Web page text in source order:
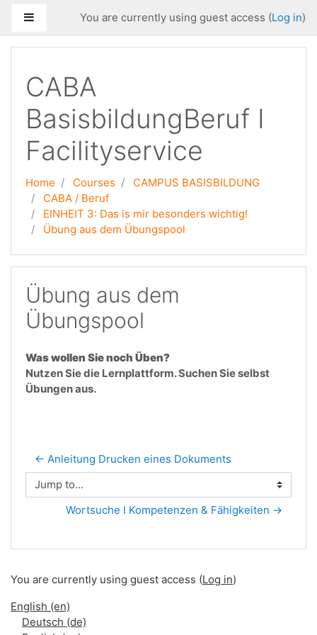
Side panelYou are currently using guest access (Log in)
CABA
BasisbildungBeruf I
Facilityservice
Home Courses
CAMPUS BASISBILDUNG
CABA / Beruf
EINHEIT 3: Das is mir besonders wichtig!
Übung aus dem Übungspool
Übung aus dem
Übungspool
Was wollen Sie noch Üben?
Nutzen Sie die Lernplattform. Suchen Sie selbst
Übungen aus.
← Anleitung Drucken eines Dokuments
Jump to...
Wortsuche I Kompetenzen & Fähigkeiten →
You are currently using guest access (Log in)
English ‎(en)‎
Deutsch ‎(de)‎